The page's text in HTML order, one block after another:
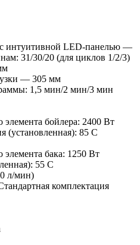
интуитивной LED-панелью —
31/30/20 (для циклов 1/2/3)
— 305 мм
1,5 мин/2 мин/3 мин
бойлера: 2400 Вт
(установленная): 85 C
бака: 1250 Вт
55 C
л/мин)
комплектация